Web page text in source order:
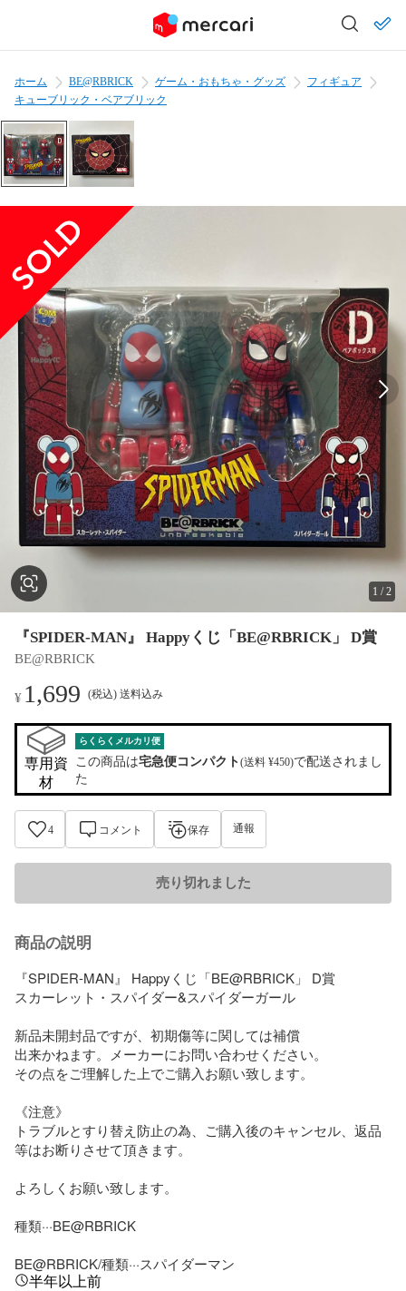
ホーム BE@RBRICK ゲーム・おもちゃ・グッズ
フィギュア
キューブリック・ベアブリック
1 /2
『SPIDER-MAN』 Happyくじ「BE@RBRICK」 D賞
BE@RBRICK
¥ 1,699 (税込) 送料込み
専用資
材
らくらくメルカリ便
この商品は宅急便コンパクト(送料 ¥450)で配送されまし
た
4 コメント 保存 通報
売り切れました
商品の説明
『SPIDER-MAN』 Happyくじ「BE@RBRICK」 D賞
スカーレット・スパイダー&スパイダーガール
新品未開封品ですが、初期傷等に関しては補償
出来かねます。メーカーにお問い合わせください。
その点をご理解した上でご購入お願い致します。
《注意》
トラブルとすり替え防止の為、ご購入後のキャンセル、返品
等はお断りさせて頂きます。
よろしくお願い致します。
種類···BE@RBRICK
BE@RBRICK/種類···スパイダーマン
半年以上前